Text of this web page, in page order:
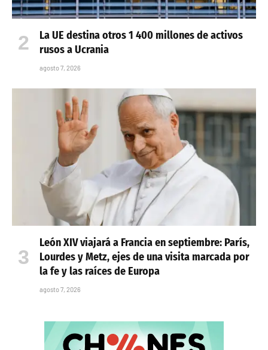
La UE destina otros 1 400 millones de activos
rusos a Ucrania
agosto 7, 2026
León XIV viajará a Francia en septiembre: París,
Lourdes y Metz, ejes de una visita marcada por
la fe y las raíces de Europa
agosto 7, 2026